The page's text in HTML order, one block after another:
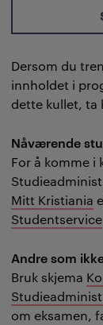
Dersom du
innholdet i
dette kullet, ta
Nåværende
For å komme i
Mitt Kristiania
Studentservice
Andre som
Bruk skjema
om eksamen,